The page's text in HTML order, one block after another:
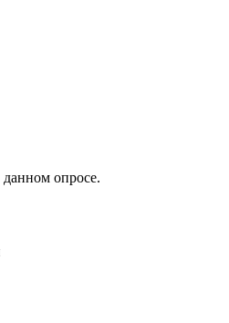
данном опросе.